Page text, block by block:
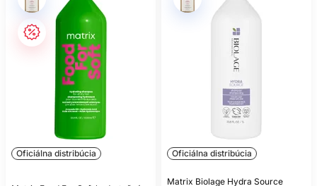
Oficiálna distribúcia Oficiálna distribúcia
Matrix Biolage Hydra Source